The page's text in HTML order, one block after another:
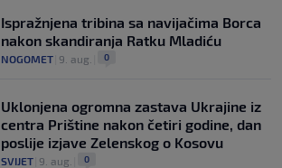
Ispražnjena tribina sa navijačima Borca
nakon skandiranja Ratku Mladiću
NOGOMET 9. aug. 0
Uklonjena ogromna zastava Ukrajine iz
centra Prištine nakon četiri godine, dan
poslije izjave Zelenskog o Kosovu
SVIJET 9. aug. 0